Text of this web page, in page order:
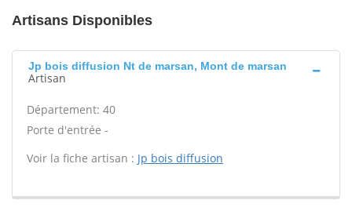
Artisans Disponibles
Jp bois diffusion Nt de marsan, Mont de marsan
Artisan
Département: 40
Porte d'entrée -
Voir la fiche artisan : Jp bois diffusion